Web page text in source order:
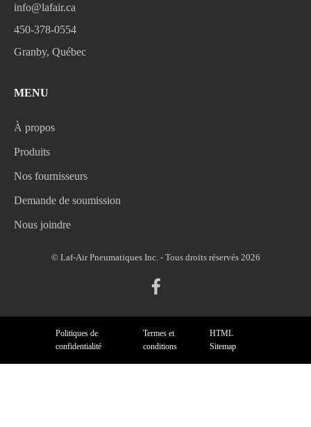
info@lafair.ca
450-378-0554
Granby, Québec
MENU
À propos
Produits
Nos fournisseurs
Demande de soumission
Nous joindre
© Laf-Air Pneumatiques Inc. - Tous droits réservés 2026
Politiques de
confidentialité
Termes et
conditions
HTML
Sitemap